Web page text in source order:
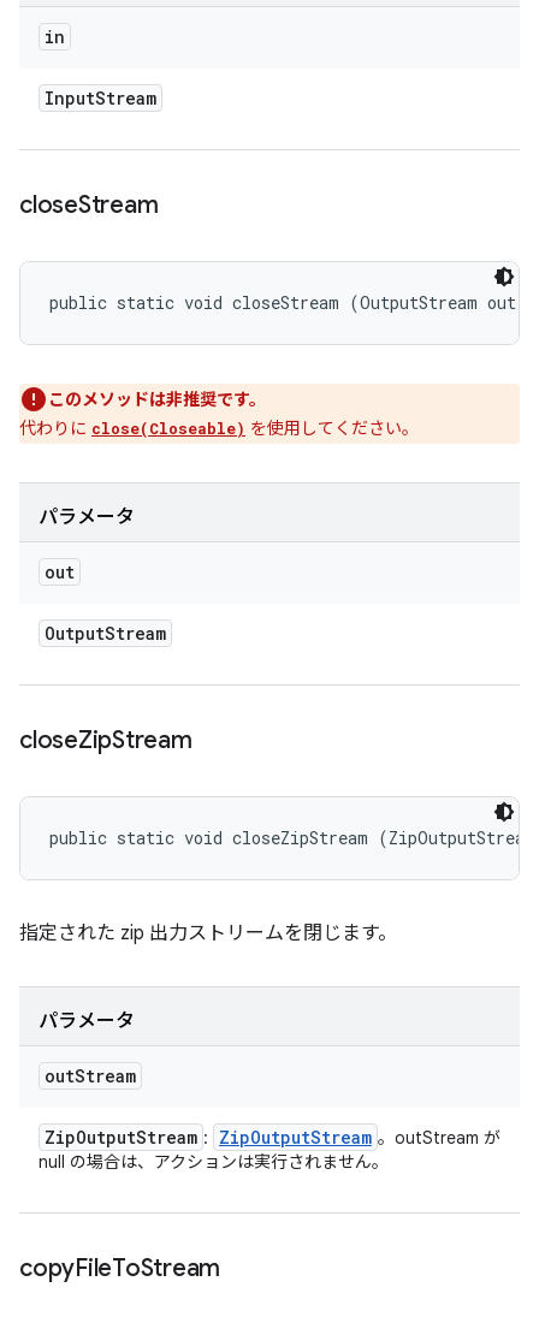
in
InputStream
closeStream
public static void closeStream (OutputStream out)
このメソッドは非推奨です。
代わりに close(Closeable) を使用してください。
パラメータ
out
OutputStream
closeZipStream
public static void closeZipStream (ZipOutputStream
指定された zip 出力ストリームを閉じます。
パラメータ
outStream
ZipOutputStream : ZipOutputStream 。outStream が
null の場合は、アクションは実行されません。
copyFileToStream